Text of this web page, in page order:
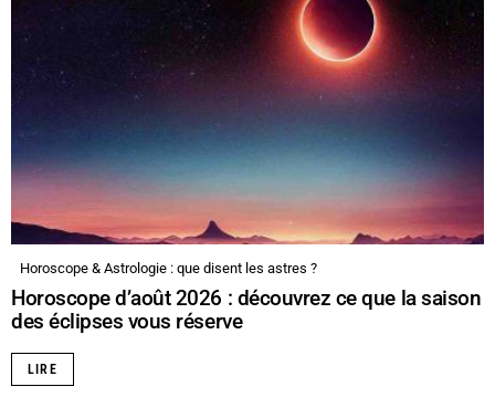
Horoscope & Astrologie : que disent les astres ?
Horoscope d’août 2026 : découvrez ce que la saison
des éclipses vous réserve
LIRE